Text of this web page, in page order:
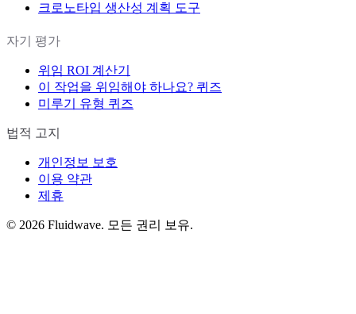
크로노타입 생산성 계획 도구
자기 평가
위임 ROI 계산기
이 작업을 위임해야 하나요? 퀴즈
미루기 유형 퀴즈
법적 고지
개인정보 보호
이용 약관
제휴
© 2026 Fluidwave. 모든 권리 보유.